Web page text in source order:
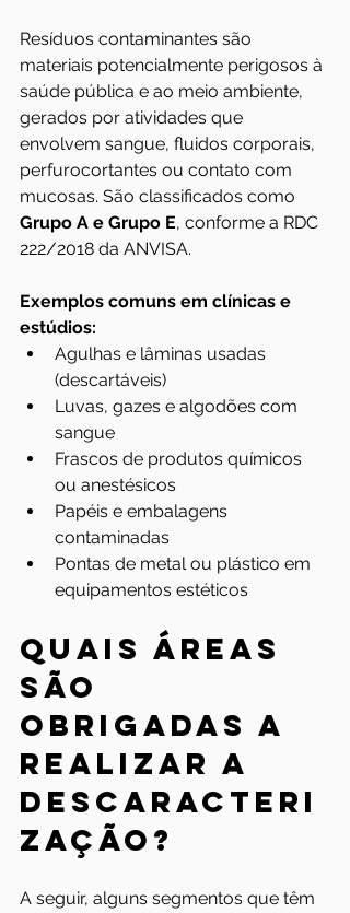
Resíduos contaminantes são
materiais potencialmente perigosos à
saúde pública e ao meio ambiente,
gerados por atividades que
envolvem sangue, fluidos corporais,
perfurocortantes ou contato com
mucosas. São classificados como
Grupo A e Grupo E, conforme a RDC
222/2018 da ANVISA.
Exemplos comuns em clínicas e
estúdios:
Agulhas e lâminas usadas
(descartáveis)
Luvas, gazes e algodões com
sangue
Frascos de produtos químicos
ou anestésicos
Papéis e embalagens
contaminadas
Pontas de metal ou plástico em
equipamentos estéticos
Quais áreas
são
obrigadas a
realizar a
descaracteri
zação?
A seguir, alguns segmentos que têm